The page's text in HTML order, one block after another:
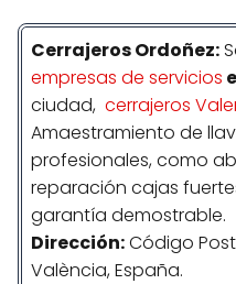
Cerrajeros Ordoñez:
empresas de servicios
ciudad, cerrajeros
Amaestramiento de
profesionales, como
reparación cajas
garantía demostrable.
Dirección:Código
València, España.